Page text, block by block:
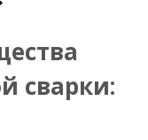
сварки: